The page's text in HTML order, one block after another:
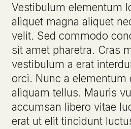
Vestibulum elementum
aliquet magna aliquet
velit. Sed commodo
sit amet pharetra. Cras
vestibulum a erat
orci. Nunc a elementum
aliquam tellus. Mauris
accumsan libero vitae
erat ut elit tincidunt